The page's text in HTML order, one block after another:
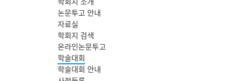
논문투고 안내
자료실
학회지 검색
온라인논문투고
학술대회
학술대회 안내